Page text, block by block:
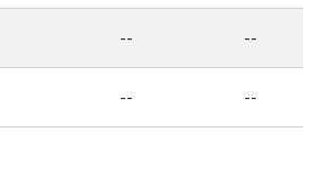
-- --
-- --